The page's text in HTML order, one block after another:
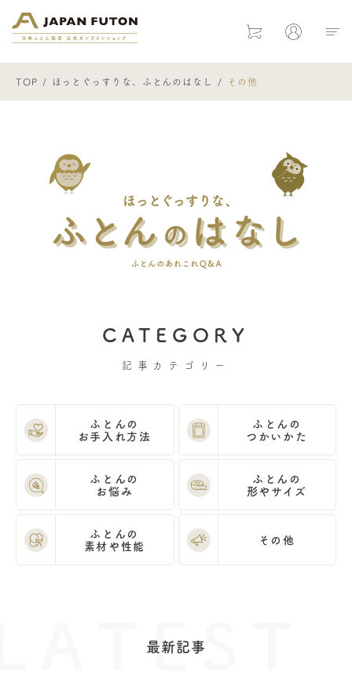
TOP ほっとぐっすりな、ふとんのはなし その他
CATEGORY
記事カテゴリー
ふとんの
お手入れ方法
ふとんの
つかいかた
ふとんの
お悩み
ふとんの
形やサイズ
ふとんの
素材や性能
その他
最新記事